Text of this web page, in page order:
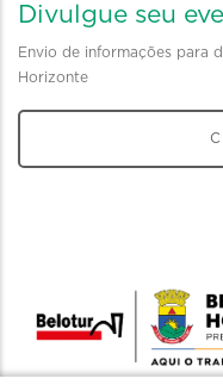
Divulgue seu
Envio de informações para
Horizonte